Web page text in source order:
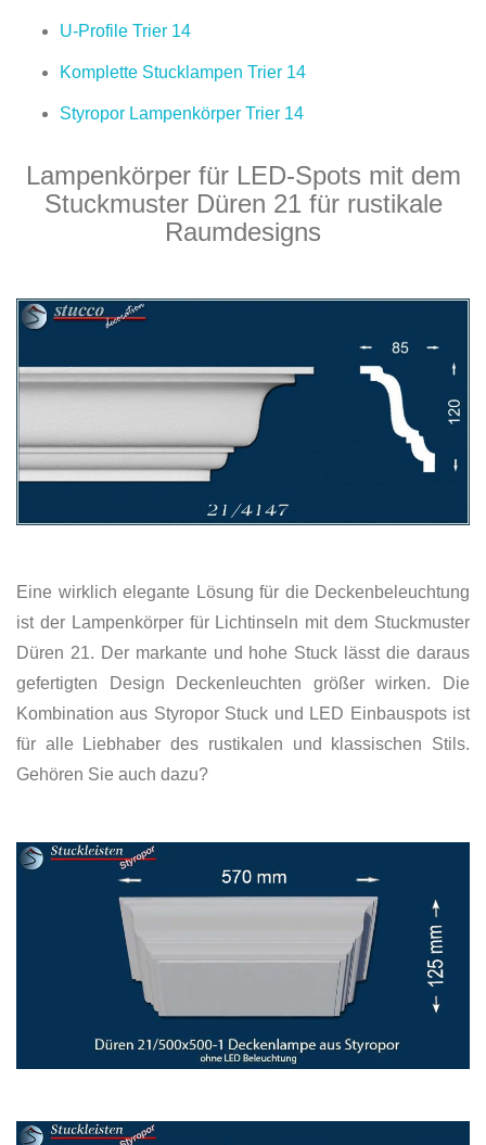
U-Profile Trier 14
Komplette Stucklampen Trier 14
Styropor Lampenkörper Trier 14
Lampenkörper für LED-Spots mit dem
Stuckmuster Düren 21 für rustikale
Raumdesigns
Eine wirklich elegante Lösung für die Deckenbeleuchtung
ist der Lampenkörper für Lichtinseln mit dem Stuckmuster
Düren 21. Der markante und hohe Stuck lässt die daraus
gefertigten Design Deckenleuchten größer wirken. Die
Kombination aus Styropor Stuck und LED Einbauspots ist
für alle Liebhaber des rustikalen und klassischen Stils.
Gehören Sie auch dazu?